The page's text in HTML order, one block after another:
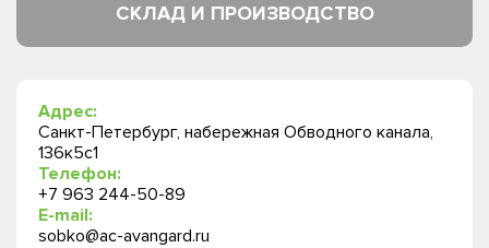
СКЛАД И ПРОИЗВОДСТВО
Адрес:
Санкт-Петербург, набережная Обводного канала,
136к5с1
Телефон:
+7 963 244-50-89
E-mail:
sobko@ac-avangard.ru